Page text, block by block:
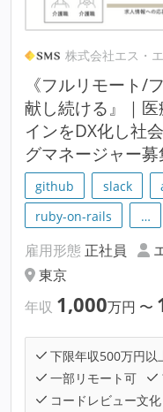
株式会社エス・
《フルリモート/
献し続ける』｜
インをDX化し社
グマネージャー募
github slack
ruby-on-rails
…
雇用形態 正社員
東京
年収 1,000万円 〜
下限年収500万円以
一部リモート可
コードレビュー文化